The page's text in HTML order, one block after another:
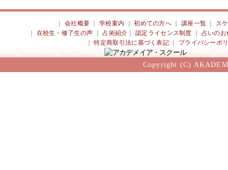
会社概要 ｜学校案内 ｜初めての方へ 講座一覧
ス
在校生・修了生の声 ｜占術紹介 ｜認定ライセンス制度
占いのお
｜特定商取引法に基づく表記 プライバシーポ
Copyright (C)